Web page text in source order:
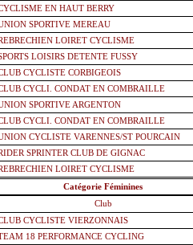
EN HAUT BERRY
SPORTIVE MEREAU
LOIRET CYCLISME
LOISIRS DETENTE FUSSY
CYCLISTE CORBIGEOIS
CYCLI. CONDAT EN COMBRAILLE
SPORTIVE ARGENTON
CYCLI. CONDAT EN COMBRAILLE
CYCLISTE VARENNES/ST POURCAIN
SPRINTER CLUB DE GIGNAC
LOIRET CYCLISME
Catégorie Féminines
Club
CYCLISTE VIERZONNAIS
18 PERFORMANCE CYCLING